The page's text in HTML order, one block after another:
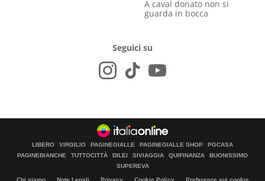
A caval donato non si
guarda in bocca
Seguici su
LIBERO VIRGILIO PAGINEGIALLE PAGINEGIALLE SHOP
PGCASA
PAGINEBIANCHE
TUTTOCITTÀ DILEI SIVIAGGIA QUIFINANZA
BUONISSIMO
SUPEREVA